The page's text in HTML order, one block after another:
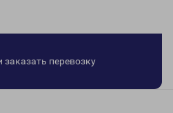
заказать перевозку